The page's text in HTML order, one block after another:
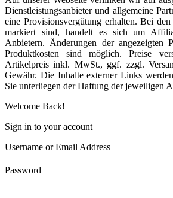
Dienstleistungsanbieter und allgemeine
eine Provisionsvergütung erhalten. Bei
markiert sind, handelt es sich um
Anbietern. Änderungen der angezeigten
Produktkosten sind möglich. Preise
Artikelpreis inkl. MwSt., ggf. zzgl.
Gewähr. Die Inhalte externer Links
Sie unterliegen der Haftung der jeweiligen
Welcome Back!
Sign in to your account
Username or Email Address
Password